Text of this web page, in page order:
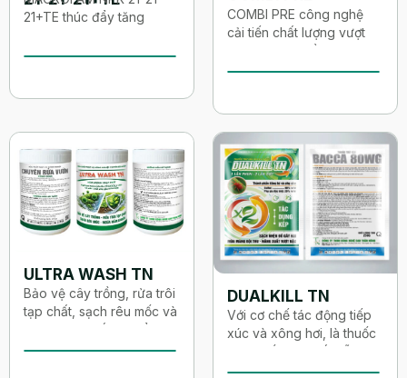
21+TE thúc đẩy tăng
khả năng quang hợp và
Công nghệ cải tiến chất
mập bông
COMBI PRE công nghệ
cải tiến chất lượng vượt
trội giúp cân bằng dưỡng
chất , công nghệ nước
Đầy đủ thành phần vi
lượng thiết yếu (Cu, Fe,
Zn, Mn, B, Mo, Mg)
ULTRA WASH TN
Bảo vệ cây trồng, rửa trôi
tạp chất, sạch rêu mốc và
ngăn ngừa nấm khuẩn
Làm mở lỗ khi không thoát
DUALKILL TN
Với cơ chế tác động tiếp
xúc và xông hơi, là thuốc
dạng cốm nên rất dễ tan
trong nước, chứa phụ gia